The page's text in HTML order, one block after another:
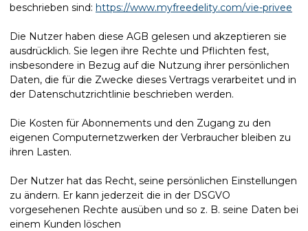
beschrieben sind: https://www.myfreedelity.com/vie-privee
Die Nutzer haben diese AGB gelesen und akzeptieren sie
ausdrücklich. Sie legen ihre Rechte und Pflichten fest,
insbesondere in Bezug auf die Nutzung ihrer persönlichen
Daten, die für die Zwecke dieses Vertrags verarbeitet und in
der Datenschutzrichtlinie beschrieben werden.
Die Kosten für Abonnements und den Zugang zu den
eigenen Computernetzwerken der Verbraucher bleiben zu
ihren Lasten.
Der Nutzer hat das Recht, seine persönlichen Einstellungen
zu ändern. Er kann jederzeit die in der DSGVO
vorgesehenen Rechte ausüben und so z. B. seine Daten bei
einem Kunden löschen